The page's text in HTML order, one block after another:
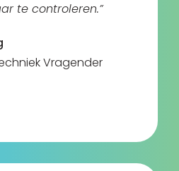
te controleren.”
Vragender